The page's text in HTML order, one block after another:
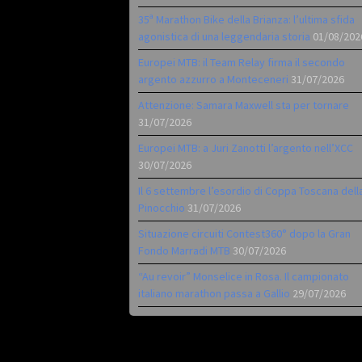
35ª Marathon Bike della Brianza: l’ultima sfida
agonistica di una leggendaria storia 01/08/
Europei MTB: il Team Relay firma il secondo
argento azzurro a Monteceneri 31/07/2026
Attenzione: Samara Maxwell sta per tornare
31/07/2026
Europei MTB: a Juri Zanotti l’argento nell’XCC
30/07/2026
Il 6 settembre l’esordio di Coppa Toscana
Pinocchio 31/07/2026
Situazione circuiti Contest360° dopo la Gran
Fondo Marradi MTB 30/07/2026
“Au revoir” Monselice in Rosa. Il campionato
italiano marathon passa a Gallio 29/07/2026